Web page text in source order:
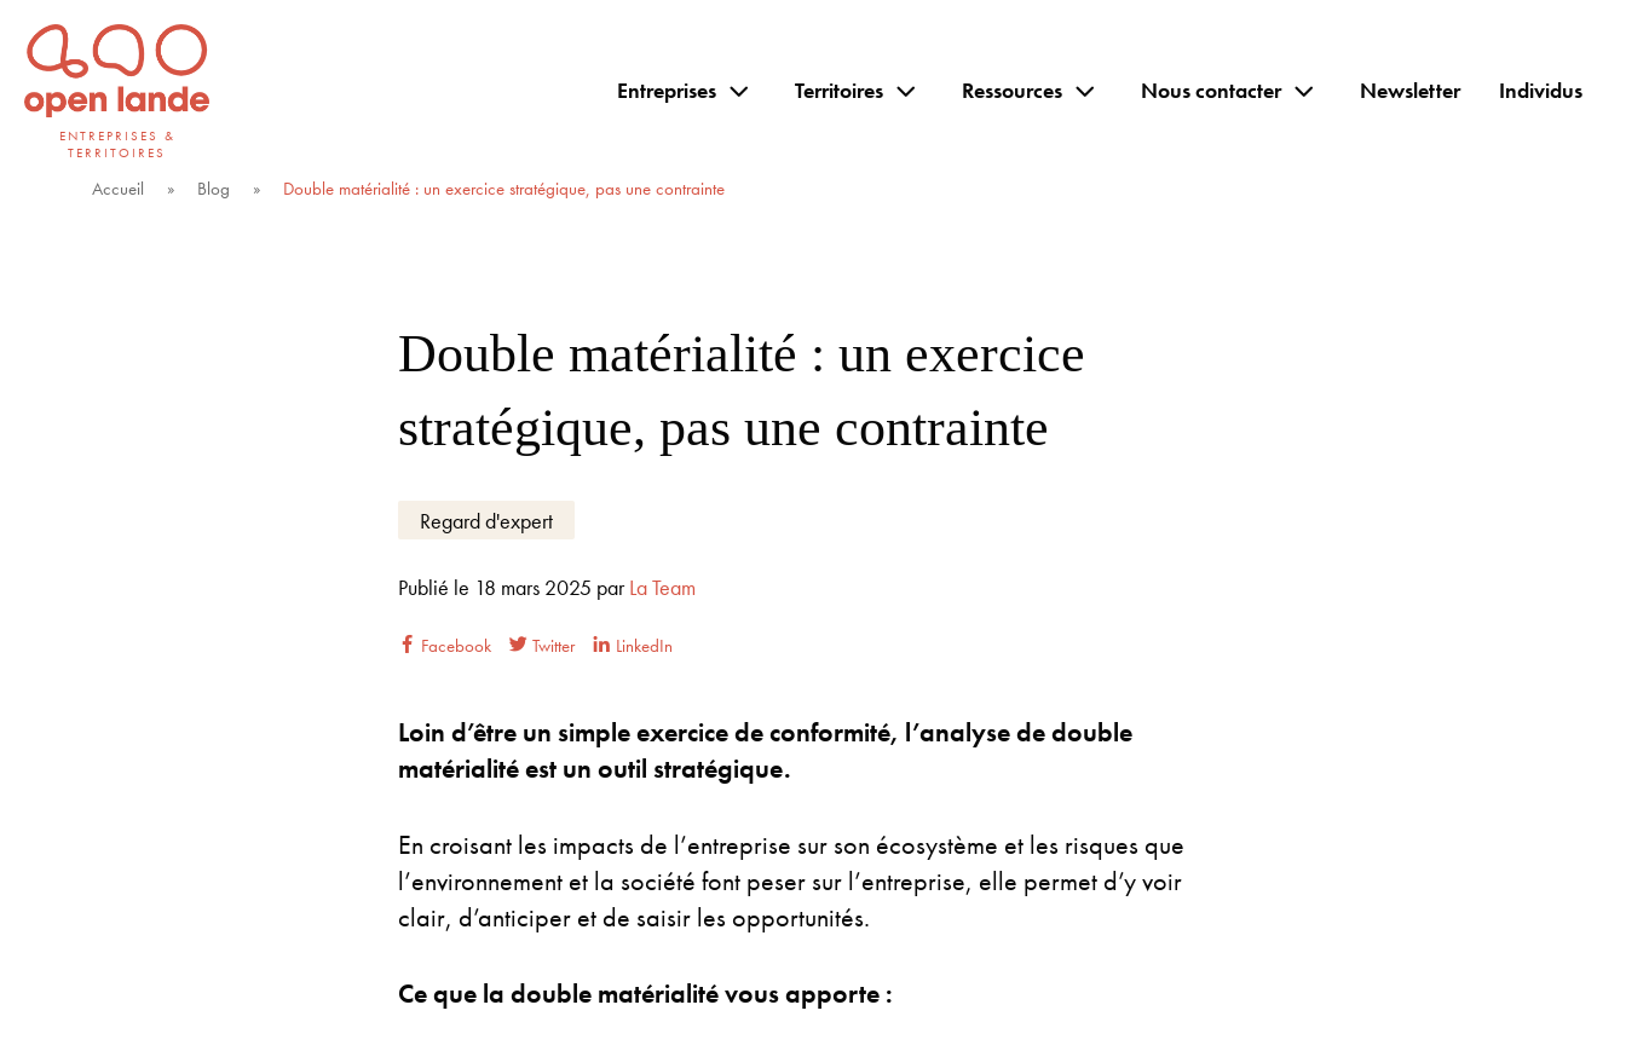
Aller
directement
au
contenuENTREPRISES &
TERRITOIRES
Open Lande
Entreprises & territoires
Entreprises Territoires Ressources Nous contacter Newsletter Individus
Accueil » Blog » Double matérialité : un exercice stratégique, pas une contrainte
Double matérialité : un exercice
stratégique, pas une contrainte
Regard d'expert
Publié le 18 mars 2025 parLa Team
Facebook Twitter LinkedIn
Loin d’être un simple exercice de conformité, l’analyse de double
matérialité est un outil stratégique.
En croisant les impacts de l’entreprise sur son écosystème et les risques que
l’environnement et la société font peser sur l’entreprise, elle permet d’y voir
clair, d’anticiper et de saisir les opportunités.
Ce que la double matérialité vous apporte :